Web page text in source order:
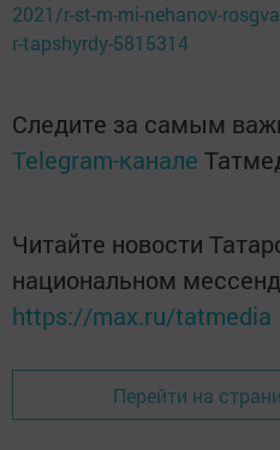
2021/r-st-m-mi-nehanov-
r-tapshyrdy-5815314
Следите за самым
Telegram-канале
Читайте новости
национальном
https://max.ru/tatmedia
Перейти на